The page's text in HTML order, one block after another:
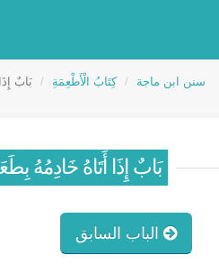
سنن ابن ماجة كِتَابُ الْأَطْعِمَةِ بَابٌ
بَابٌ إِذَا أَتَاهُ خَادِمُهُ
الباب السابق